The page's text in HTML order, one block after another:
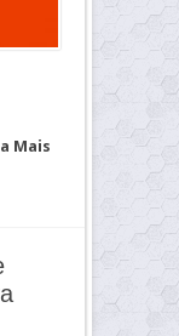
Mais